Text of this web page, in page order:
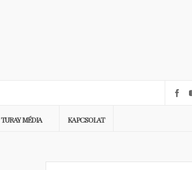
TURAY MÉDIA KAPCSOLAT